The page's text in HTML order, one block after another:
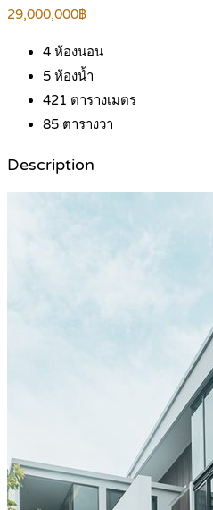
29,000,000฿
4 ห้องนอน
5 ห้องน้ำ
421 ตารางเมตร
85 ตารางวา
Description